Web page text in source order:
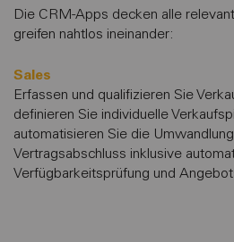
Die CRM-Apps decken alle
greifen nahtlos ineinander:
Sales
Erfassen und qualifizieren Sie
definieren Sie individuelle
automatisieren Sie die
Vertragsabschluss inklusive
Verfügbarkeitsprüfung und